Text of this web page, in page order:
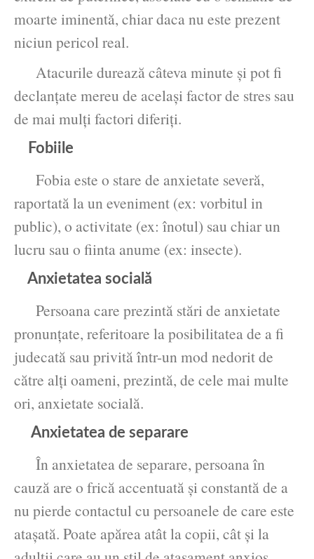
moarte iminentă, chiar daca nu este prezent
niciun pericol real.
Atacurile durează câteva minute şi pot fi
declanţate mereu de acelaşi factor de stres sau
de mai mulţi factori diferiţi.
Fobiile
Fobia este o stare de anxietate severă,
raportată la un eveniment (ex: vorbitul in
public), o activitate (ex: înotul) sau chiar un
lucru sau o fiinta anume (ex: insecte).
Anxietatea socială
Persoana care prezintă stări de anxietate
pronunţate, referitoare la posibilitatea de a fi
judecată sau privită într-un mod nedorit de
către alţi oameni, prezintă, de cele mai multe
ori, anxietate socială.
Anxietatea de separare
În anxietatea de separare, persoana în
cauză are o frică accentuată şi constantă de a
nu pierde contactul cu persoanele de care este
ataşată. Poate apărea atât la copii, cât și la